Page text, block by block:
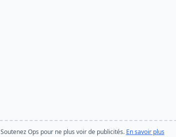
Soutenez Ops pour ne plus voir de publicités. En savoir plus